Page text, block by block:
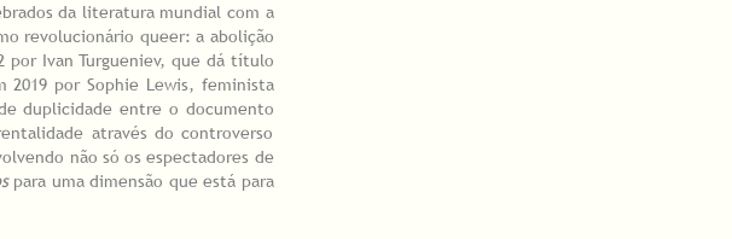
da literatura mundial com a
revolucionário queer: a abolição
por Ivan Turgueniev, que dá título
2019 por Sophie Lewis, feminista
duplicidade entre o documento
através do controverso
não só os espectadores de
para uma dimensão que está para